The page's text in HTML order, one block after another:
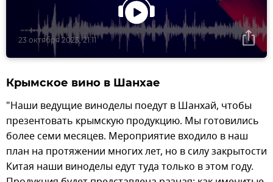
23 октября 2023, 21:11
Крымское вино в Шанхае
"Наши ведущие виноделы поедут в Шанхай, чтобы
презентовать крымскую продукцию. Мы готовились
более семи месяцев. Мероприятие входило в наш
план на протяжении многих лет, но в силу закрытости
Китая наши виноделы едут туда только в этом году.